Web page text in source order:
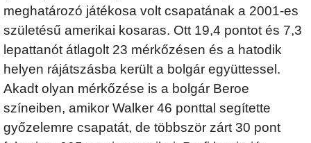
meghatározó játékosa volt csapatának a 2001-es
születésű amerikai kosaras. Ott 19,4 pontot és 7,3
lepattanót átlagolt 23 mérkőzésen és a hatodik
helyen rájátszásba került a bolgár együttessel.
Akadt olyan mérkőzése is a bolgár Beroe
színeiben, amikor Walker 46 ponttal segítette
győzelemre csapatát, de többször zárt 30 pont